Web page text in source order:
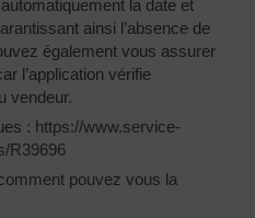
la date et
ainsi l’absence de
également vous assurer
l’application vérifie
vendeur.
: https://www.service-
R39696
pouvez vous la